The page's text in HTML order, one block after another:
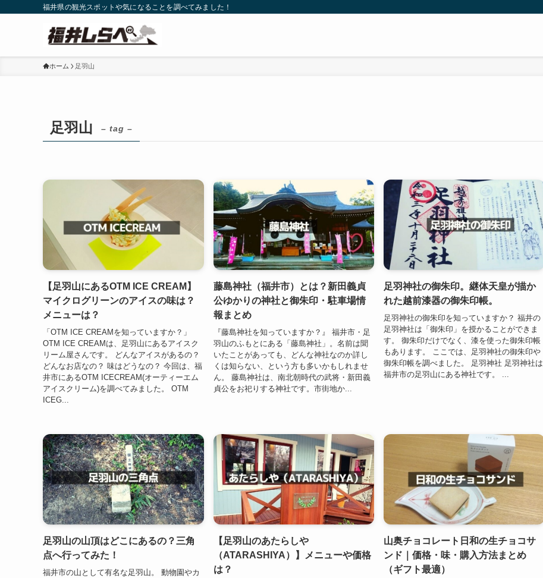
福井県の観光スポットや気になることを調べてみました！
ホーム 足羽山
足羽山 – tag –
【足羽山にあるOTM ICE CREAM】
マイクログリーンのアイスの味は？
メニューは？
「OTM ICE CREAMを知っていますか？」
OTM ICE CREAMは、足羽山にあるアイスク
リーム屋さんです。 どんなアイスがあるの？
どんなお店なの？ 味はどうなの？ 今回は、福
井市にあるOTM ICECREAM(オーティーエム
アイスクリーム)を調べてみました。 OTM
ICEG...
藤島神社（福井市）とは？新田義貞
公ゆかりの神社と御朱印・駐車場情
報まとめ
『藤島神社を知っていますか？』 福井市・足
羽山のふもとにある「藤島神社」。名前は聞
いたことがあっても、どんな神社なのか詳し
くは知らない、という方も多いかもしれませ
ん。 藤島神社は、南北朝時代の武将・新田義
貞公をお祀りする神社です。市街地か...
足羽神社の御朱印。継体天皇が描か
れた越前漆器の御朱印帳。
足羽神社の御朱印を知っていますか？ 福井の
足羽神社は「御朱印」を授かることができま
す。 御朱印だけでなく、漆を使った御朱印帳
もあります。 ここでは、足羽神社の御朱印や
御朱印帳を調べました。 足羽神社 足羽神社は
福井市の足羽山にある神社です。 ...
足羽山の山頂はどこにあるの？三角
点へ行ってみた！
福井市の山として有名な足羽山。 動物園やカ
【足羽山のあたらしや
（ATARASHIYA）】メニューや価格
は？
山奥チョコレート日和の生チョコサ
ンド｜価格・味・購入方法まとめ
（ギフト最適）